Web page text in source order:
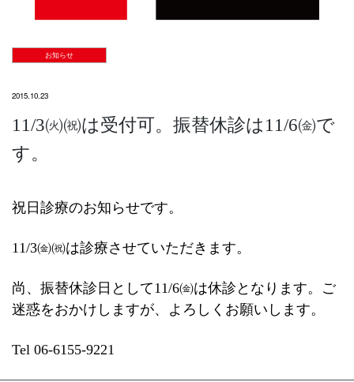
お知らせ
2015.10.23
11/3㈫㈷は受付可。振替休診は11/6㈮で
す。
祝日診療のお知らせです。
11/3㈮㈷は診療させていただきます。
尚、振替休診日として11/6㈮は休診となります。ご
迷惑をおかけしますが、よろしくお願いします。
Tel 06-6155-9221